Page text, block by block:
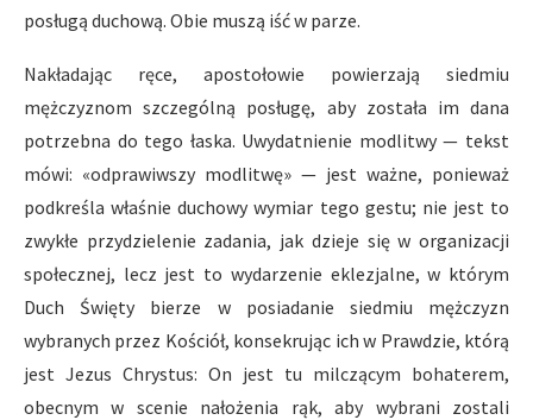
posługą duchową. Obie muszą iść w parze.
Nakładając ręce, apostołowie powierzają siedmiu
mężczyznom szczególną posługę, aby została im dana
potrzebna do tego łaska. Uwydatnienie modlitwy — tekst
mówi: «odprawiwszy modlitwę» — jest ważne, ponieważ
podkreśla właśnie duchowy wymiar tego gestu; nie jest to
zwykłe przydzielenie zadania, jak dzieje się w organizacji
społecznej, lecz jest to wydarzenie eklezjalne, w którym
Duch Święty bierze w posiadanie siedmiu mężczyzn
wybranych przez Kościół, konsekrując ich w Prawdzie, którą
jest Jezus Chrystus: On jest tu milczącym bohaterem,
obecnym w scenie nałożenia rąk, aby wybrani zostali